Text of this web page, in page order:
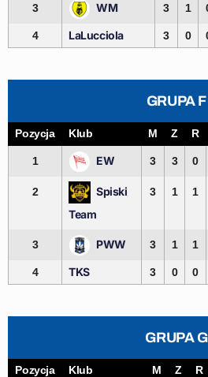
3 WM 3 1
4 LaLucciola 3 0
GRUPA F
Pozycja Klub M Z R
1 EW 3 3 0
2
Spiski
Team
3 1 1
3 PWW 3 1 1
4 TKS 3 0 0
GRUPA G
Pozycja Klub M Z R